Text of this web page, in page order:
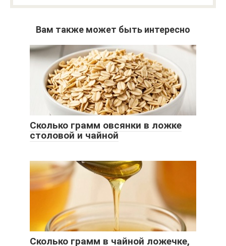
Вам также может быть интересно
Сколько грамм овсянки в ложке
столовой и чайной
Сколько грамм в чайной ложечке,